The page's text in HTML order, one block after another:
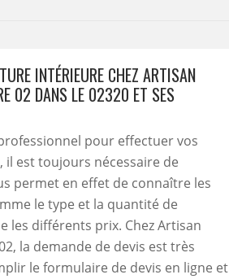
INTÉRIEURE CHEZ ARTISAN
02 DANS LE 02320 ET SES
pour effectuer vos
il est toujours nécessaire de
permet en effet de connaître les
le type et la quantité de
les différents prix. Chez Artisan
la demande de devis est très
le formulaire de devis en ligne et